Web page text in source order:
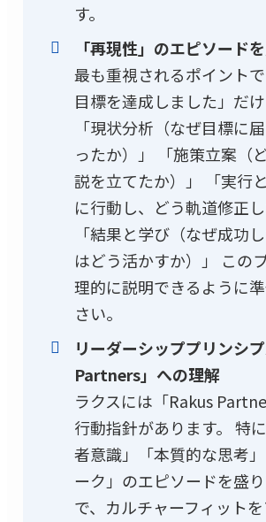
す。
「再現性」のエピソード
最も重視されるポイント
目標を達成しました」だけ
「現状分析（なぜ目標に
ったか）」 「施策立案（
説を立てたか）」 「実行
に行動し、どう軌道修正し
「結果と学び（なぜ成功
はどう活かすか）」 この
理的に説明できるように
さい。
リーダーシッププリンシ
Partners」への理解
ラクスには「Rakus
行動指針があります。 特
者意識」「本質的な思考
ーク」のエピソードを盛
で、カルチャーフィット